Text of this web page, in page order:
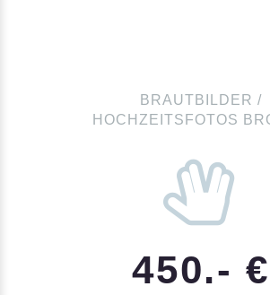
BRAUTBILDER /
HOCHZEITSFOTOS
450.- €